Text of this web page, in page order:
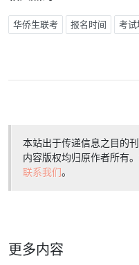
华侨生联考 报名时间 考试
本站出于传递信息之目的
内容版权均归原作者所有
联系我们。
更多内容